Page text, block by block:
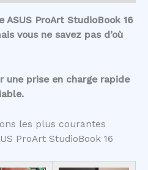
ProArt StudioBook 16
vous ne savez pas d’où
une prise en charge rapide
les plus courantes
ProArt StudioBook 16